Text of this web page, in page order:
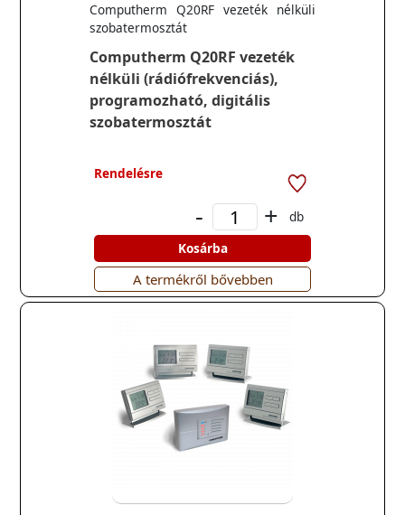
Computherm Q20RF vezeték
nélküli (rádiófrekvenciás),
programozható, digitális
szobatermosztát
Computherm Q20RF vezeték nélküli
szobatermosztát
Rendelésre
- +
db
Kosárba
A termékről bővebben